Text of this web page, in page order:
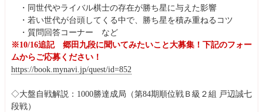
・同世代やライバル棋士の存在が勝ち星に与えた影響
・若い世代が台頭してくる中で、勝ち星を積み重ねるコツ
・質問回答コーナー など
※10/16追記 郷田九段に聞いてみたいこと大募集！下記のフォー
ムからご応募ください！
https://book.mynavi.jp/quest/id=852
◇大盤自戦解説：1000勝達成局（第84期順位戦Ｂ級２組 戸辺誠七
段戦）